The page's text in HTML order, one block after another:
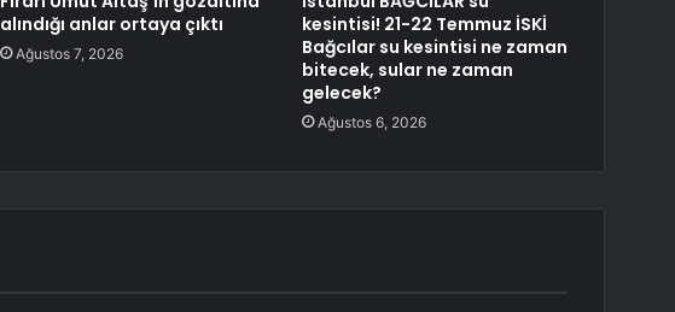
alındığı anlar ortaya çıktı
Ağustos 7, 2026
kesintisi! 21-22 Temmuz İSKİ
Bağcılar su kesintisi ne zaman
bitecek, sular ne zaman
gelecek?
Ağustos 6, 2026